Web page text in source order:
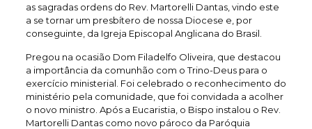
as sagradas ordens do Rev. Martorelli Dantas, vindo este
a se tornar um presbítero de nossa Diocese e, por
conseguinte, da Igreja Episcopal Anglicana do Brasil.
Pregou na ocasião Dom Filadelfo Oliveira, que destacou
a importância da comunhão com o Trino-Deus para o
exercício ministerial. Foi celebrado o reconhecimento do
ministério pela comunidade, que foi convidada a acolher
o novo ministro. Após a Eucaristia, o Bispo instalou o Rev.
Martorelli Dantas como novo pároco da Paróquia